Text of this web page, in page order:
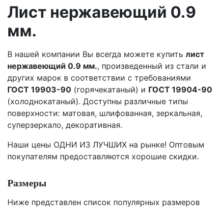
Лист нержавеющий 0.9
мм.
В нашей компании Вы всегда можете купить лист
нержавеющий 0.9 мм., произведенный из стали и
других марок в соответствии с требованиями
ГОСТ 19903-90 (горячекатаный) и ГОСТ 19904-90
(холоднокатаный). Доступны различные типы
поверхности: матовая, шлифованная, зеркальная,
суперзеркало, декоративная.
Наши цены ОДНИ ИЗ ЛУЧШИХ на рынке! Оптовым
покупателям предоставляются хорошие скидки.
Размеры
Ниже представлен список популярных размеров